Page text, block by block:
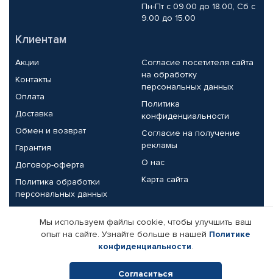
Пн-Пт с 09.00 до 18.00, Сб с
9.00 до 15.00
Клиентам
Акции
Контакты
Оплата
Доставка
Обмен и возврат
Гарантия
Договор-оферта
Политика обработки
персональных данных
Согласие посетителя сайта
на обработку
персональных данных
Политика
конфиденциальности
Согласие на получение
рекламы
О нас
Карта сайта
Партнерам
Корпоративным клиентам
Поставщикам
Реквизиты компании
Мы используем файлы cookie, чтобы улучшить ваш
опыт на сайте. Узнайте больше в нашей Политике
конфиденциальности.
Согласиться